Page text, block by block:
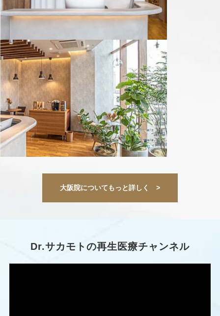
大阪院についてもっと詳しく >
Dr.サカモトの再生医療チャンネル